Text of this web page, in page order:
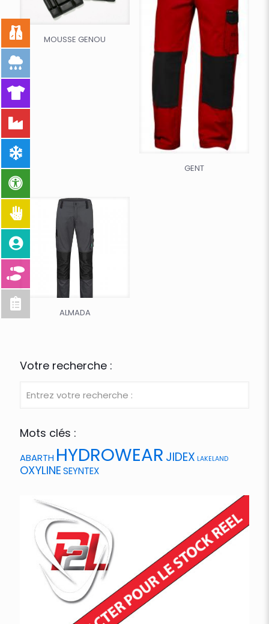
MOUSSE GENOU
GENT
ALMADA
Votre recherche :
Mots clés :
ABARTH HYDROWEAR JIDEX LAKELAND
OXYLINESEYNTEX